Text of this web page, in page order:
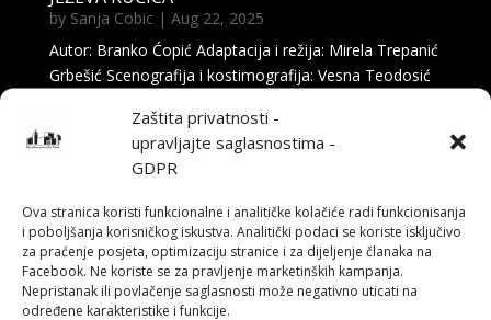
Zaštita privatnosti -
upravljajte saglasnostima -
GDPR
Ova stranica koristi funkcionalne i analitičke kolačiće radi funkcionisanja
i poboljšanja korisničkog iskustva. Analitički podaci se koriste isključivo
za praćenje posjeta, optimizaciju stranice i za dijeljenje članaka na
Facebook. Ne koriste se za pravljenje marketinških kampanja.
Nepristanak ili povlačenje saglasnosti može negativno uticati na
određene karakteristike i funkcije.
by Sanja Cobic| Aug 22, 2025
Autor: Branko Ćopić Adaptacija i režija: Mirela Trepanić
Grbešić Scenografija i kostimografija: Vesna Teodosić
Glumački ansambl: Ermin Avdić, Ivana Perkunić
Mešalić, Boris Balta, Jasmina Dedić Ibrić, Mirza...